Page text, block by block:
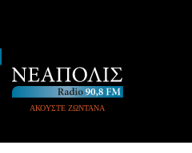
ΑΚΟΥΣΤΕ ΖΩΝΤΑΝΑ